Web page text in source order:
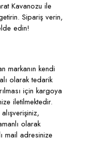
Kavanozu ile
Sipariş verin,
edin!
markanın kendi
olarak tedarik
için kargoya
iletilmektedir.
olarak
mail adresinize